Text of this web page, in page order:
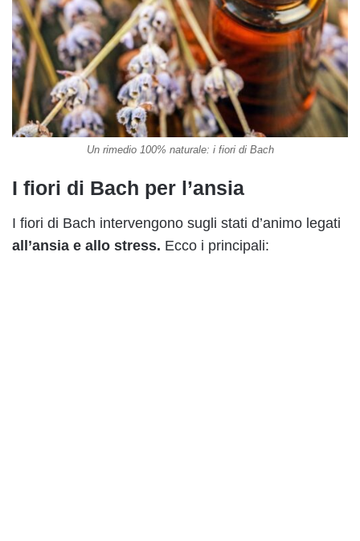
Un rimedio 100% naturale: i fiori di Bach
I fiori di Bach per l’ansia
I fiori di Bach intervengono sugli stati d’animo legati
all’ansia e allo stress. Ecco i principali: